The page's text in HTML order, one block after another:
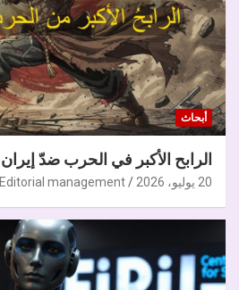
أبحاث
الرابح الأكبر في الحرب ضدّ إيران
20 يوليو، 2026 Editorial management